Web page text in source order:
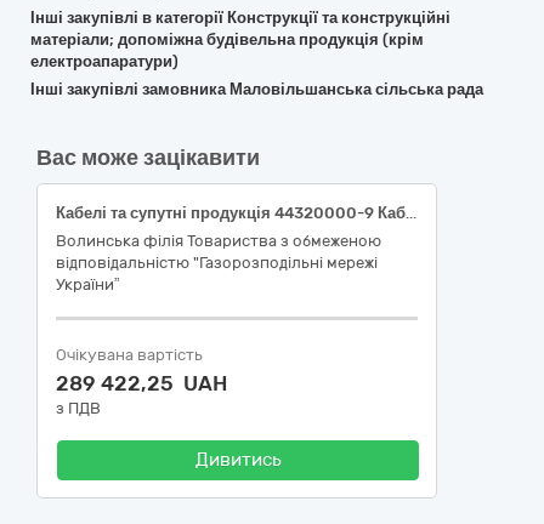
Інші закупівлі в категорії Конструкції та конструкційні
матеріали; допоміжна будівельна продукція (крім
електроапаратури)
Інші закупівлі замовника Маловільшанська сільська рада
Вас може зацікавити
Кабелі та супутні продукція 44320000-9 Кабелі та супутні продукція
Волинська філія Товариства з обмеженою
відповідальністю "Газорозподільні мережі
України”
Очікувана вартість
289 422,25 UAH
з ПДВ
Дивитись